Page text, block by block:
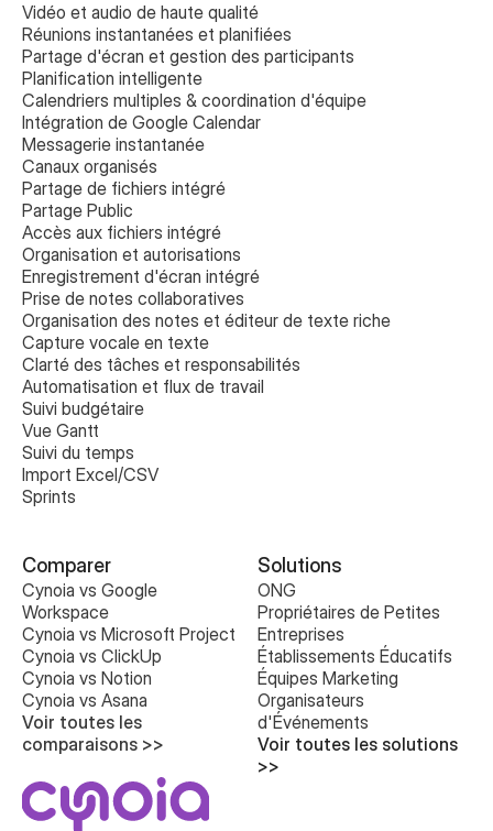
Vidéo et audio de haute qualité
Réunions instantanées et planifiées
Partage d'écran et gestion des participants
Planification intelligente
Calendriers multiples & coordination d'équipe
Intégration de Google Calendar
Messagerie instantanée
Canaux organisés
Partage de fichiers intégré
Partage Public
Accès aux fichiers intégré
Organisation et autorisations
Enregistrement d'écran intégré
Prise de notes collaboratives
Organisation des notes et éditeur de texte riche
Capture vocale en texte
Clarté des tâches et responsabilités
Automatisation et flux de travail
Suivi budgétaire
Vue Gantt
Suivi du temps
Import Excel/CSV
Sprints
Solutions
ONG
Propriétaires de Petites
Entreprises
Établissements Éducatifs
Équipes Marketing
Organisateurs
d'Événements
Voir toutes les solutions
>>
Comparer
Cynoia vs Google
Workspace
Cynoia vs Microsoft Project
Cynoia vs ClickUp
Cynoia vs Notion
Cynoia vs Asana
Voir toutes les
comparaisons >>